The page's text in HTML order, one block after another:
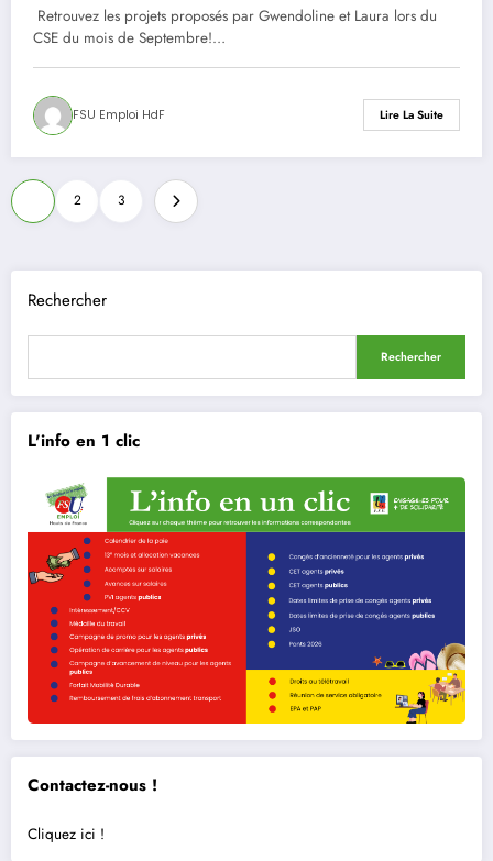
Retrouvez les projets proposés par Gwendoline et Laura lors du
CSE du mois de Septembre!…
FSU Emploi HdF Lire La Suite
Pagination
des
publications
2 3
Rechercher
Rechercher
L'info en 1 clic
Contactez-nous !
Cliquez ici !